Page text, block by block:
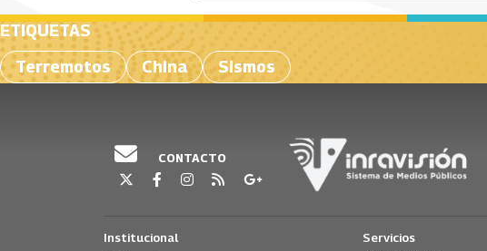
ETIQUETAS
Terremotos
China Sismos
CONTACTO
Institucional Servicios